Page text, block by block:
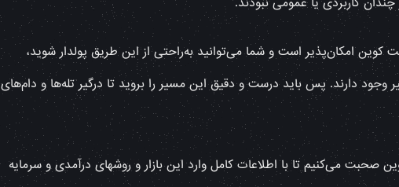
کوین امکان‌پذیر است و شما می‌توانید به‌راحتی از این طریق پولدار شوید،
وجود دارند. پس باید درست و دقیق این مسیر را بروید تا درگیر تله‌ها و دام‌های
صحبت می‌کنیم تا با اطلاعات کامل وارد این بازار و روشهای درآمدی و سرمایه